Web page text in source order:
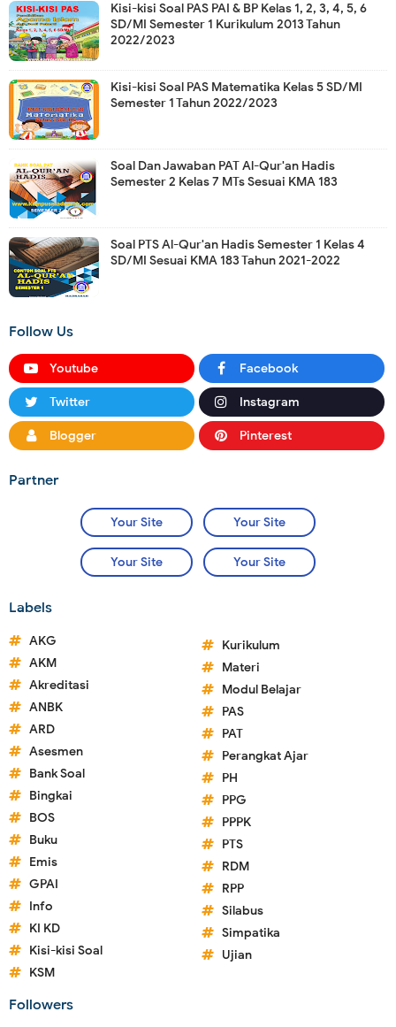
Kisi-kisi Soal PAS PAI & BP Kelas 1, 2, 3, 4, 5, 6
SD/MI Semester 1 Kurikulum 2013 Tahun
2022/2023
Kisi-kisi Soal PAS Matematika Kelas 5 SD/MI
Semester 1 Tahun 2022/2023
Soal Dan Jawaban PAT Al-Qur'an Hadis
Semester 2 Kelas 7 MTs Sesuai KMA 183
Soal PTS Al-Qur'an Hadis Semester 1 Kelas 4
SD/MI Sesuai KMA 183 Tahun 2021-2022
Follow Us
Youtube Facebook
Twitter Instagram
Blogger Pinterest
Partner
Your Site Your Site
Your Site Your Site
Labels
AKG
AKM
Akreditasi
ANBK
ARD
Asesmen
Bank Soal
Bingkai
BOS
Buku
Emis
GPAI
Info
KI KD
Kisi-kisi Soal
KSM
Kurikulum
Materi
Modul Belajar
PAS
PAT
Perangkat Ajar
PH
PPG
PPPK
PTS
RDM
RPP
Silabus
Simpatika
Ujian
Followers